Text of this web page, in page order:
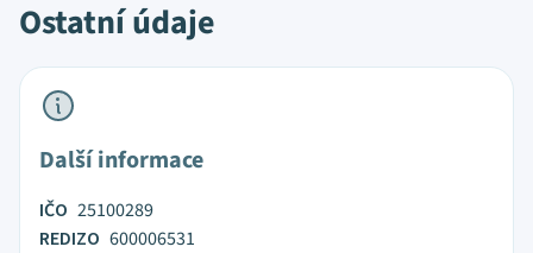
Ostatní údaje
Další informace
IČO 25100289
REDIZO 600006531